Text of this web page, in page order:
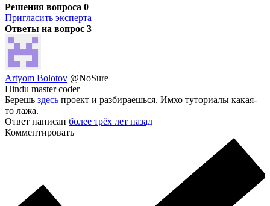
Решения вопроса 0
Пригласить эксперта
Ответы на вопрос 3
Artyom Bolotov @NoSure
Hindu master coder
Берешь здесь проект и разбираешься. Имхо туториалы какая-
то лажа.
Ответ написан более трёх лет назад
Комментировать